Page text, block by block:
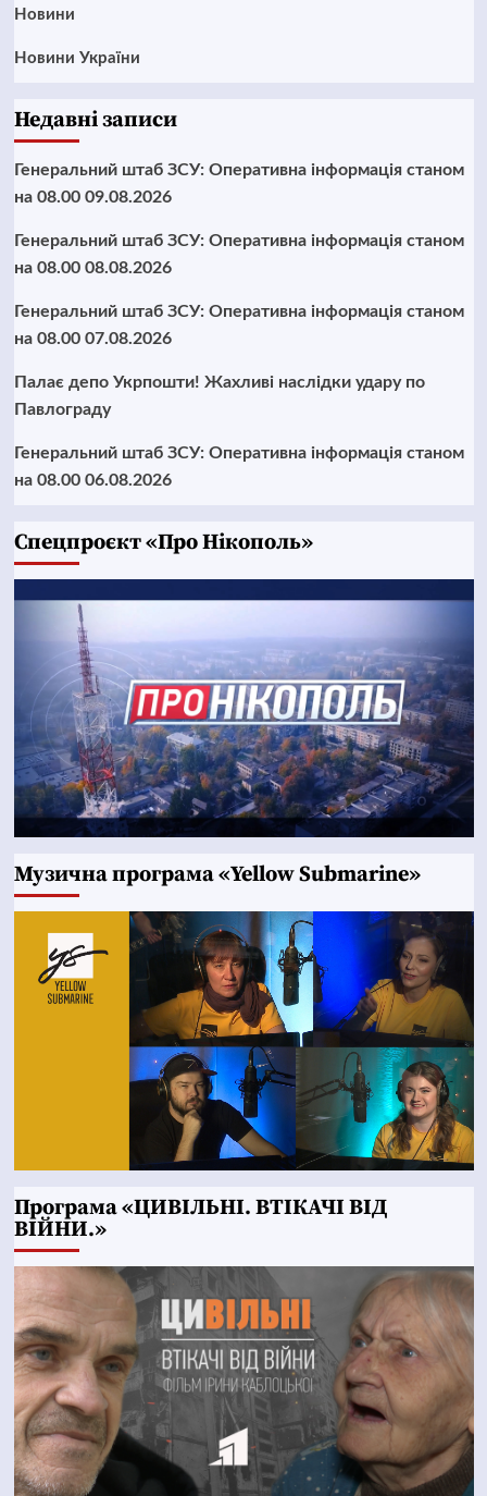
Новини
Новини України
Недавні записи
Генеральний штаб ЗСУ: Оперативна інформація станом
на 08.00 09.08.2026
Генеральний штаб ЗСУ: Оперативна інформація станом
на 08.00 08.08.2026
Генеральний штаб ЗСУ: Оперативна інформація станом
на 08.00 07.08.2026
Палає депо Укрпошти! Жахливі наслідки удару по
Павлограду
Генеральний штаб ЗСУ: Оперативна інформація станом
на 08.00 06.08.2026
Cпецпроєкт «Про Нікополь»
Музична програма «Yellow Submarine»
Програма «ЦИВІЛЬНІ. ВТІКАЧІ ВІД
ВІЙНИ.»